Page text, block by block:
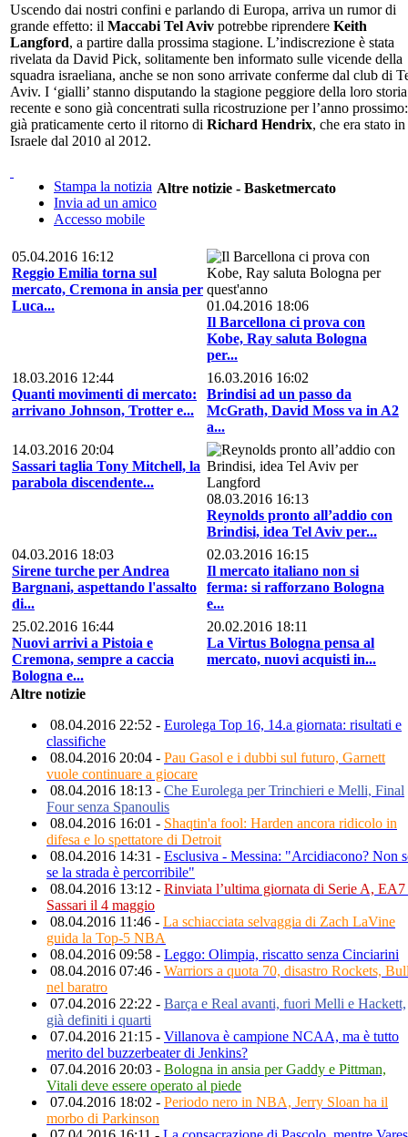
Uscendo dai nostri confini e parlando di Europa, arriva un rumor di
grande effetto: il Maccabi Tel Aviv potrebbe riprendere Keith
Langford, a partire dalla prossima stagione. L’indiscrezione è stata
rivelata da David Pick, solitamente ben informato sulle vicende della
squadra israeliana, anche se non sono arrivate conferme dal club di
Aviv. I ‘gialli’ stanno disputando la stagione peggiore della loro storia
recente e sono già concentrati sulla ricostruzione per l’anno prossimo:
già praticamente certo il ritorno di Richard Hendrix, che era stato in
Israele dal 2010 al 2012.
Stampa la notizia
Invia ad un amico
Accesso mobile
Altre notizie - Basketmercato
05.04.2016 16:12
Reggio Emilia torna sul
mercato, Cremona in ansia per
Luca...
01.04.2016 18:06
Il Barcellona ci prova con
Kobe, Ray saluta Bologna
per...
18.03.2016 12:44
Quanti movimenti di mercato:
arrivano Johnson, Trotter e...
16.03.2016 16:02
Brindisi ad un passo da
McGrath, David Moss va in A2
a...
14.03.2016 20:04
Sassari taglia Tony Mitchell, la
parabola discendente...
08.03.2016 16:13
Reynolds pronto all’addio con
Brindisi, idea Tel Aviv per...
04.03.2016 18:03
Sirene turche per Andrea
Bargnani, aspettando l'assalto
di...
02.03.2016 16:15
Il mercato italiano non si
ferma: si rafforzano Bologna
e...
25.02.2016 16:44
Nuovi arrivi a Pistoia e
Cremona, sempre a caccia
Bologna e...
20.02.2016 18:11
La Virtus Bologna pensa al
mercato, nuovi acquisti in...
Altre notizie
08.04.2016 22:52 - Eurolega Top 16, 14.a giornata: risultati e
classifiche
08.04.2016 20:04 - Pau Gasol e i dubbi sul futuro, Garnett
vuole continuare a giocare
08.04.2016 18:13 - Che Eurolega per Trinchieri e Melli, Final
Four senza Spanoulis
08.04.2016 16:01 - Shaqtin'a fool: Harden ancora ridicolo in
difesa e lo spettatore di Detroit
08.04.2016 14:31 - Esclusiva - Messina: "Arcidiacono? Non
se la strada è percorribile"
08.04.2016 13:12 - Rinviata l’ultima giornata di Serie A, EA7
Sassari il 4 maggio
08.04.2016 11:46 - La schiacciata selvaggia di Zach LaVine
guida la Top-5 NBA
08.04.2016 09:58 - Leggo: Olimpia, riscatto senza Cinciarini
08.04.2016 07:46 - Warriors a quota 70, disastro Rockets,
nel baratro
07.04.2016 22:22 - Barça e Real avanti, fuori Melli e Hackett,
già definiti i quarti
07.04.2016 21:15 - Villanova è campione NCAA, ma è tutto
merito del buzzerbeater di Jenkins?
07.04.2016 20:03 - Bologna in ansia per Gaddy e Pittman,
Vitali deve essere operato al piede
07.04.2016 18:02 - Periodo nero in NBA, Jerry Sloan ha il
morbo di Parkinson